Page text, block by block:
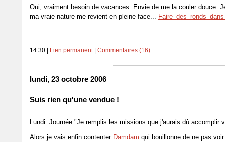
Oui, vraiment besoin de vacances. Envie de me la couler douce.
ma vraie nature me revient en pleine face...
14:30 | Lien permanent | Commentaires (16)
lundi, 23 octobre 2006
Suis rien qu'une vendue !
Lundi. Journée "Je remplis les missions que j'aurais dû accomplir
Alors je vais enfin contenter Damdam qui bouillonne de ne pas